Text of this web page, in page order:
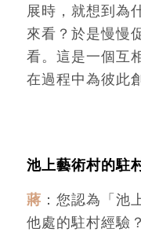
展時，就想到為
來看？於是慢慢
看。這是一個互
在過程中為彼此
池上藝術村的駐
蔣 ：您認為「池
他處的駐村經驗？